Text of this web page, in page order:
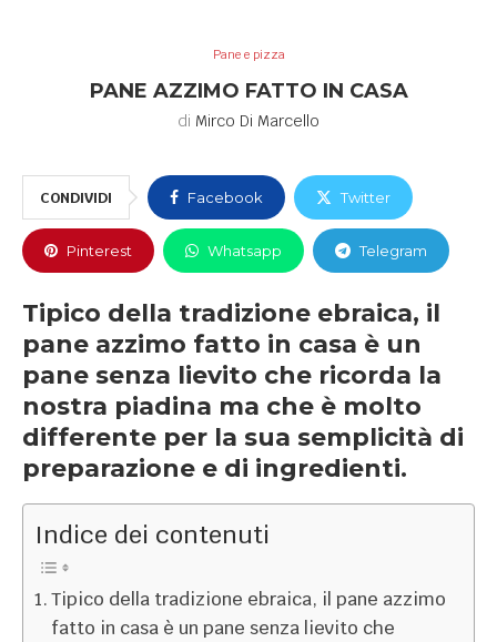
Pane e pizza
PANE AZZIMO FATTO IN CASA
di Mirco Di Marcello
CONDIVIDI Facebook Twitter
Pinterest Whatsapp Telegram
Tipico della tradizione ebraica, il
pane azzimo fatto in casa è un
pane senza lievito che ricorda la
nostra piadina ma che è molto
differente per la sua semplicità di
preparazione e di ingredienti.
Indice dei contenuti
Tipico della tradizione ebraica, il pane azzimo
fatto in casa è un pane senza lievito che